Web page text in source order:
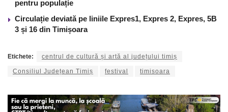
pentru populație
Circulație deviată pe liniile Expres1, Expres 2, Expres, 5B
3 și 16 din Timișoara
Etichete: centrul de cultură și artă al județului timiș
Consiliul Județean Timiș festival timisoara